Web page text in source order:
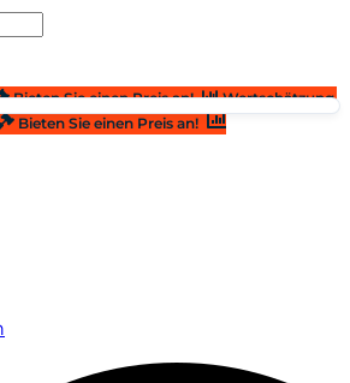
Bieten Sie einen Preis an!
Wertschätzung
Bieten Sie einen Preis an!